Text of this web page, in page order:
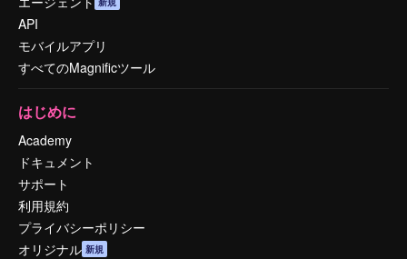
API
モバイルアプリ
すべてのMagnificツール
はじめに
Academy
ドキュメント
サポート
利用規約
プライバシーポリシー
オリジナル 新規